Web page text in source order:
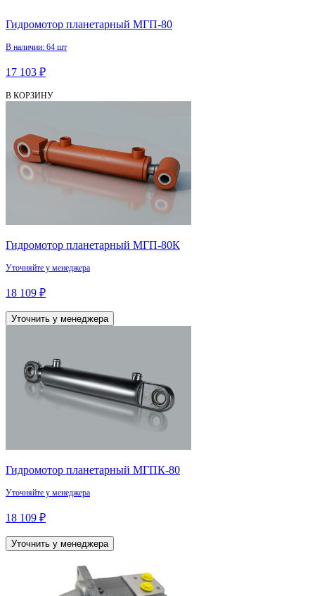
Гидромотор планетарный МГП-80
В наличии: 64 шт
17 103 ₽
В КОРЗИНУ
Гидромотор планетарный МГП-80К
Уточняйте у менеджера
18 109 ₽
Уточнить у менеджера
Гидромотор планетарный МГПК-80
Уточняйте у менеджера
18 109 ₽
Уточнить у менеджера